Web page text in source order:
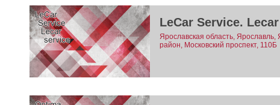
LeСar Service.
Ярославская область, Ярославль,
район, Московский проспект, 110Б